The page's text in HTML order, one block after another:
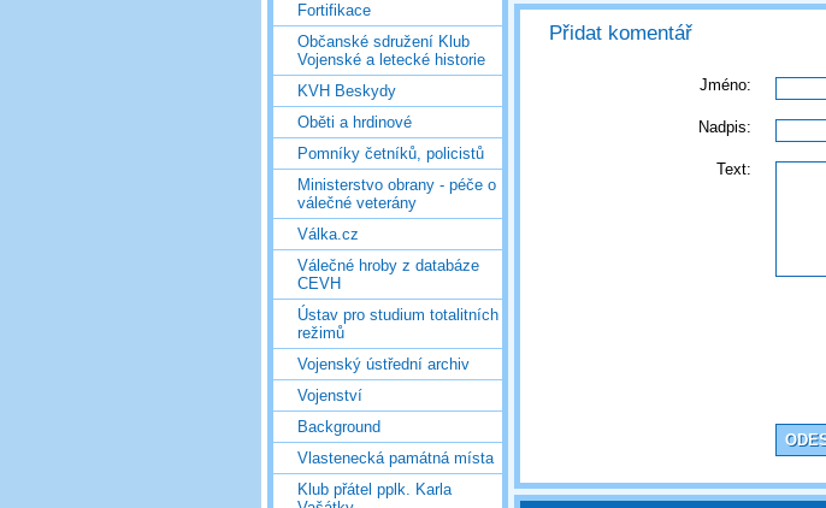
Fortifikace
Občanské sdružení Klub
Vojenské a letecké historie
KVH Beskydy
Oběti a hrdinové
Pomníky četníků, policistů
Ministerstvo obrany - péče o
válečné veterány
Válka.cz
Válečné hroby z databáze
CEVH
Ústav pro studium totalitních
režimů
Vojenský ústřední archiv
Vojenství
Background
Vlastenecká památná místa
Klub přátel pplk. Karla
Přidat komentář
Jméno:
Nadpis:
Text: